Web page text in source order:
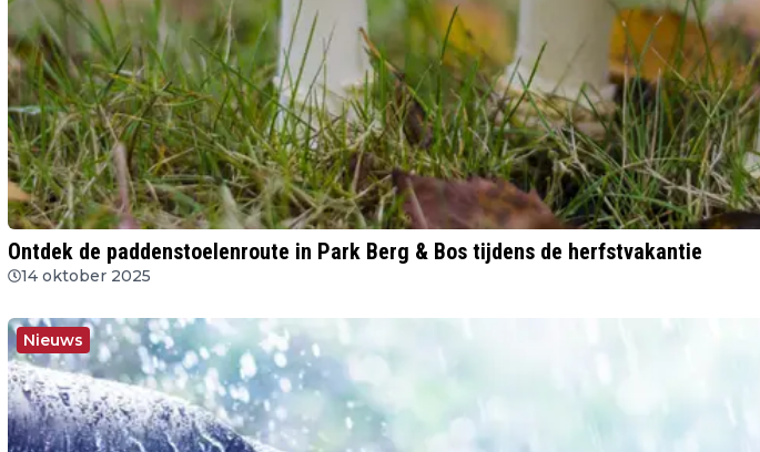
Ontdek de paddenstoelenroute in Park Berg & Bos tijdens de herfstvakantie
14 oktober 2025
Nieuws